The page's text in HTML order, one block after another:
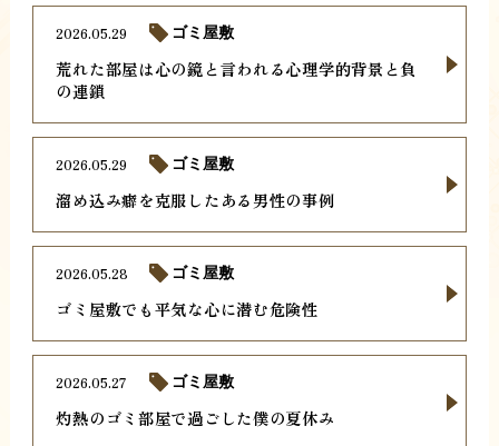
荒れた部屋は心の鏡と言われる心理学的背景と負
の連鎖
2026.05.29 ゴミ屋敷
溜め込み癖を克服したある男性の事例
2026.05.29 ゴミ屋敷
ゴミ屋敷でも平気な心に潜む危険性
2026.05.28 ゴミ屋敷
灼熱のゴミ部屋で過ごした僕の夏休み
2026.05.27 ゴミ屋敷